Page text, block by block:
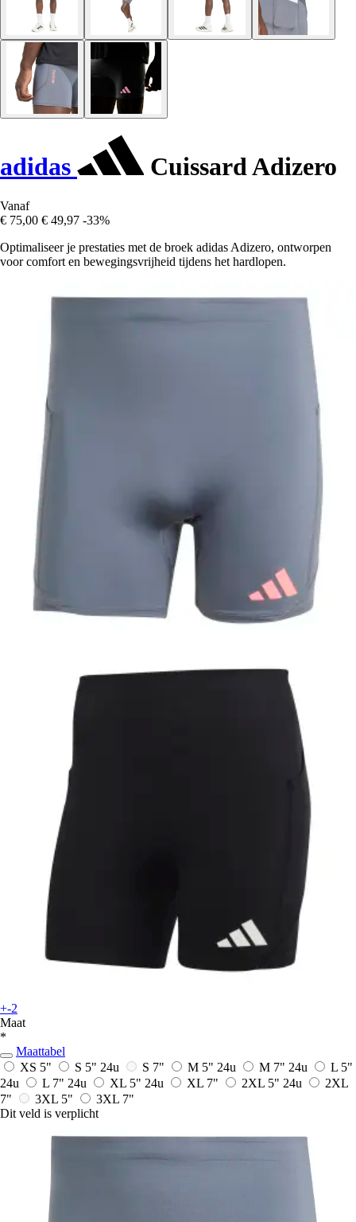
adidas Cuissard Adizero
Vanaf
€ 75,00 € 49,97 -33%
Optimaliseer je prestaties met de broek adidas Adizero, ontworpen
voor comfort en bewegingsvrijheid tijdens het hardlopen.
+-2
Maat
*
Maattabel
XS 5"
S 5" 24u S 7" M 5" 24u M 7" 24u
L 5"
24u
L 7" 24u XL 5" 24u XL 7" 2XL 5" 24u
2XL
7"
3XL 5"
3XL 7"
Dit veld is verplicht